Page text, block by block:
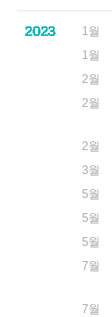
2023 1월
2023
1월
2023
2월
2023
2월
2023
2월
2023
3월
2023
5월
2023
5월
2023
5월
2023
7월
2023
7월
2023
2023
2023
2023
2023
2023